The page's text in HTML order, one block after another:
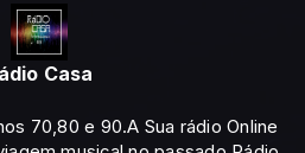
Casa
70,80 e 90.A Sua rádio Online